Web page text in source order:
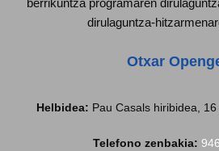
berrikuntza programaren
dirulaguntza-
Otxar
Helbidea: Pau Casals hiribidea,
Telefono zenbakia: